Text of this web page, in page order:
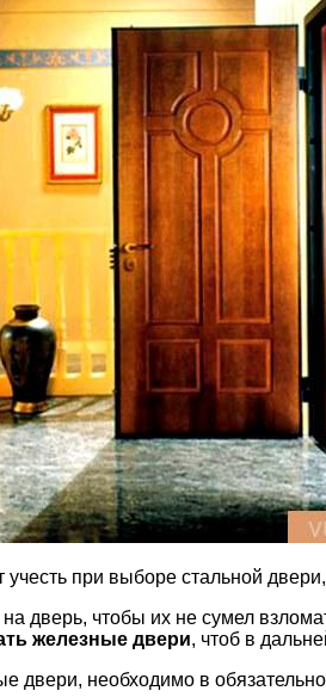
при выборе стальной
дверь, чтобы их не сумел
железные двери, чтоб в
двери, необходимо в